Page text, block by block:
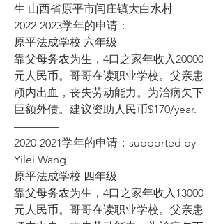
生 山西省原平市闫庄镇大白水村
2022-2023学年的申请：
原平法成学校 六年级
靠父母务农为生，4口之家年收入20000
元人民币。哥哥在读职业学校。父亲患
颅内出血，丧失劳动能力。为治病欠下
巨额外债。建议资助人民币$170/year.
————
2020-2021学年的申请：supported by
Yilei Wang
原平法成学校 四年级
靠父母务农为生，4口之家年收入13000
元人民币。哥哥在读职业学校。父亲患